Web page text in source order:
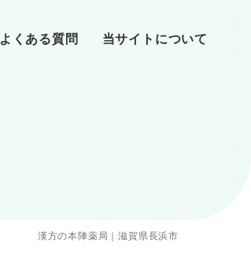
よくある質問 当サイトについて
漢方の本陣薬局｜滋賀県長浜市